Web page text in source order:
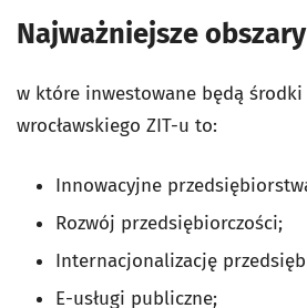
Najważniejsze obszary
w które inwestowane będą środki
wrocławskiego ZIT-u to:
Innowacyjne
Rozwój przedsiębiorczości;
Internacjonalizację
E-usługi publiczne;